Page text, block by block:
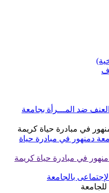
ضد المـــرأة بجامعة
في مبادرة حياة كريمة
دمنهور في مبادرة حياة
في مبادرة حياة كريمة
بالجامعة
للجامعة